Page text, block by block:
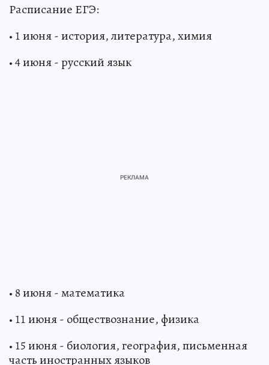
Расписание ЕГЭ:
• 1 июня - история, литература, химия
• 4 июня - русский язык
• 8 июня - математика
• 11 июня - обществознание, физика
• 15 июня - биология, география, письменная
часть иностранных языков